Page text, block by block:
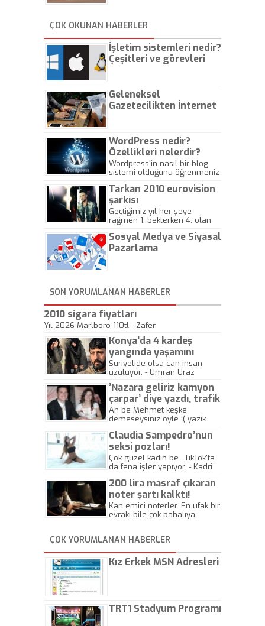
ÇOK OKUNAN HABERLER
İşletim sistemleri nedir?
Çeşitleri ve görevleri
Geleneksel
Gazetecilikten İnternet
WordPress nedir?
Özellikleri nelerdir?
Wordpress'in nasıl bir blog
sistemi olduğunu öğrenmeniz
Tarkan 2010 eurovision
şarkısı
Geçtiğimiz yıl her şeye
rağmen 1. beklerken 4. olan
gösterisinin bu yarışmada
önemli olmadığını anlamıştır.
Sosyal Medya ve Siyasal
Pazarlama
SON YORUMLANAN HABERLER
2010 sigara fiyatları
Yıl 2026 Marlboro 110tl - Zafer
Konya’da 4 kardeş
yangında yaşamını
yitirdi
Suriyelide olsa can insan
üzülüyor. - Umran Uraz
’Nazara geliriz kamyon
çarpar’ diye yazdı, trafik
kazasında öldü!
Ah be Mehmet keşke
demeseysiniz öyle :( yazık
Claudia Sampedro’nun
seksi pozları!
Çok güzel kadın be.. TikTok'ta
da fena işler yapıyor. - Kadri
200 lira masraf çıkaran
noter şartı kalktı!
Kan emici noterler. En ufak bir
evrakı bile çok pahalıya
kaptırıyorsunuz. - Kayhan
Gezenti
ÇOK YORUMLANAN HABERLER
Kız Erkek MSN Adresleri
TRT1 Stadyum Programı